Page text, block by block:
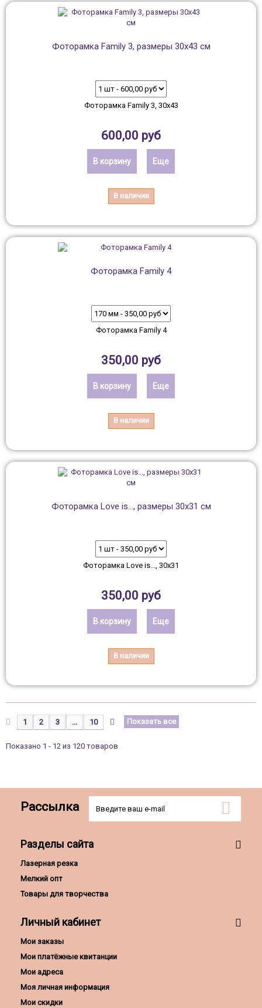
Фоторамка Family 3, размеры 30х43 см
Фоторамка Family 3, 30х43
600,00 руб
В корзину Еще
В наличии
Фоторамка Family 4
Фоторамка Family 4
350,00 руб
В корзину Еще
В наличии
Фоторамка Love is..., размеры 30х31 см
Фоторамка Love is..., 30х31
350,00 руб
В корзину Еще
В наличии
Показать все
1 2 3 ... 10
Показано 1 - 12 из 120 товаров
Рассылка
Разделы сайта
Лазерная резка
Мелкий опт
Товары для творчества
Личный кабинет
Мои заказы
Мои платёжные квитанции
Мои адреса
Моя личная информация
Мои скидки